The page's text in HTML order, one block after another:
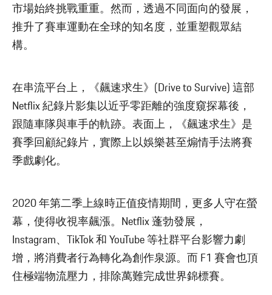
市場始終挑戰重重。然而，透過不同面向的發展，
推升了賽車運動在全球的知名度，並重塑觀眾結
構。
在串流平台上，《飆速求生》(Drive to Survive) 這部
Netflix 紀錄片影集以近乎零距離的強度窺探幕後，
跟隨車隊與車手的軌跡。表面上，《飆速求生》是
賽季回顧紀錄片，實際上以娛樂甚至煽情手法將賽
季戲劇化。
2020 年第二季上線時正值疫情期間，更多人守在螢
幕，使得收視率飆漲。Netflix 蓬勃發展，
Instagram、TikTok 和 YouTube 等社群平台影響力劇
增，將消費者行為轉化為創作泉源。而 F1 賽會也頂
住極端物流壓力，排除萬難完成世界錦標賽。